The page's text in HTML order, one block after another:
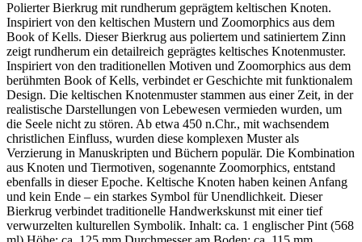
Polierter Bierkrug mit rundherum geprägtem keltischen Knoten.
Inspiriert von den keltischen Mustern und Zoomorphics aus dem
Book of Kells. Dieser Bierkrug aus poliertem und satiniertem Zinn
zeigt rundherum ein detailreich geprägtes keltisches Knotenmuster.
Inspiriert von den traditionellen Motiven und Zoomorphics aus dem
berühmten Book of Kells, verbindet er Geschichte mit funktionalem
Design. Die keltischen Knotenmuster stammen aus einer Zeit, in der
realistische Darstellungen von Lebewesen vermieden wurden, um
die Seele nicht zu stören. Ab etwa 450 n.Chr., mit wachsendem
christlichen Einfluss, wurden diese komplexen Muster als
Verzierung in Manuskripten und Büchern populär. Die Kombination
aus Knoten und Tiermotiven, sogenannte Zoomorphics, entstand
ebenfalls in dieser Epoche. Keltische Knoten haben keinen Anfang
und kein Ende – ein starkes Symbol für Unendlichkeit. Dieser
Bierkrug verbindet traditionelle Handwerkskunst mit einer tief
verwurzelten kulturellen Symbolik. Inhalt: ca. 1 englischer Pint (568